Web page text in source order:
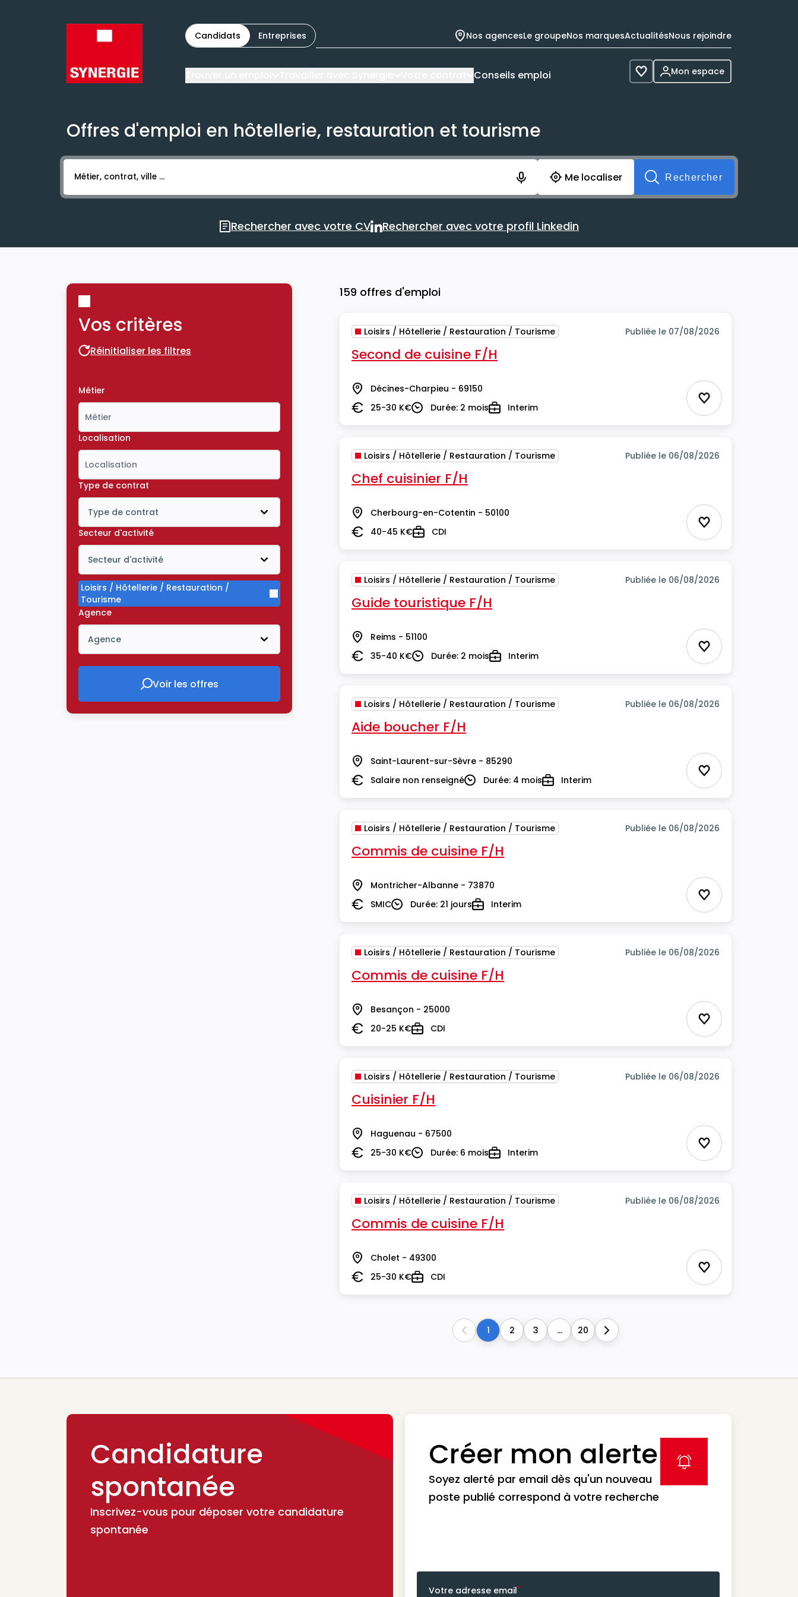
Candidats Entreprises Nos agencesLe groupeNos marquesActualitésNous rejoindre
Conseils emploi Voir les favoris
Mon espace
Offres d'emploi en hôtellerie, restauration et tourisme
Activer l’élément pour lancer l’enregistrement. Vous aurez 10 secondes pour enregistrer votre recherche avant soumission du formulaire. Vous
Me localiser
Rechercher
Rechercher avec votre CV
Rechercher avec votre CV
Rechercher avec votre profil Linkedin
Rechercher avec votre profil Linkedin
Vos critères
Réinitialiser les filtres
Réinitialiser les filtres
Métier
Localisation
Type de contrat
Type de contrat
Icône ouvrir la liste déroulante
Secteur d'activité
Secteur d'activité
Icône ouvrir la liste déroulante
Loisirs / Hôtellerie / Restauration /
Tourisme
Supprimer le critère Loisirs / Hôtellerie / Restauration / Tourisme
Agence
Agence
Icône ouvrir la liste déroulante
Voir les offres
Voir les offres
159 offres d'emploi
Loisirs / Hôtellerie / Restauration / Tourisme Publiée le 07/08/2026
Second de cuisine F/H
Lieu Décines-Charpieu - 69150
Salaire25-30 K€DuréeDurée: 2 moisTypeInterim Ajouter aux
Loisirs / Hôtellerie / Restauration / Tourisme Publiée le 06/08/2026
Chef cuisinier F/H
Lieu Cherbourg-en-Cotentin - 50100
Salaire40-45 K€TypeCDI Ajouter aux
Loisirs / Hôtellerie / Restauration / Tourisme Publiée le 06/08/2026
Guide touristique F/H
Lieu Reims - 51100
Salaire35-40 K€DuréeDurée: 2 moisTypeInterim Ajouter aux
Loisirs / Hôtellerie / Restauration / Tourisme Publiée le 06/08/2026
Aide boucher F/H
Lieu Saint-Laurent-sur-Sèvre - 85290
SalaireSalaire non renseignéDuréeDurée: 4 moisTypeInterim Ajouter aux
Loisirs / Hôtellerie / Restauration / Tourisme Publiée le 06/08/2026
Commis de cuisine F/H
Lieu Montricher-Albanne - 73870
Salaire
SMICDuréeDurée: 21 joursTypeInterim Ajouter aux
Loisirs / Hôtellerie / Restauration / Tourisme Publiée le 06/08/2026
Commis de cuisine F/H
Lieu Besançon - 25000
Salaire20-25 K€TypeCDI Ajouter aux
Loisirs / Hôtellerie / Restauration / Tourisme Publiée le 06/08/2026
Cuisinier F/H
Lieu Haguenau - 67500
Salaire25-30 K€DuréeDurée: 6 moisTypeInterim Ajouter aux
Loisirs / Hôtellerie / Restauration / Tourisme Publiée le 06/08/2026
Commis de cuisine F/H
Lieu Cholet - 49300
Salaire25-30 K€TypeCDI Ajouter aux
Previous
1 2 3 ... 20 Next
Candidature
spontanée
Inscrivez-vous pour déposer votre candidature
spontanée
Créer mon alerte
Soyez alerté par email dès qu'un nouveau
poste publié correspond à votre recherche
label icon
Votre adresse email*